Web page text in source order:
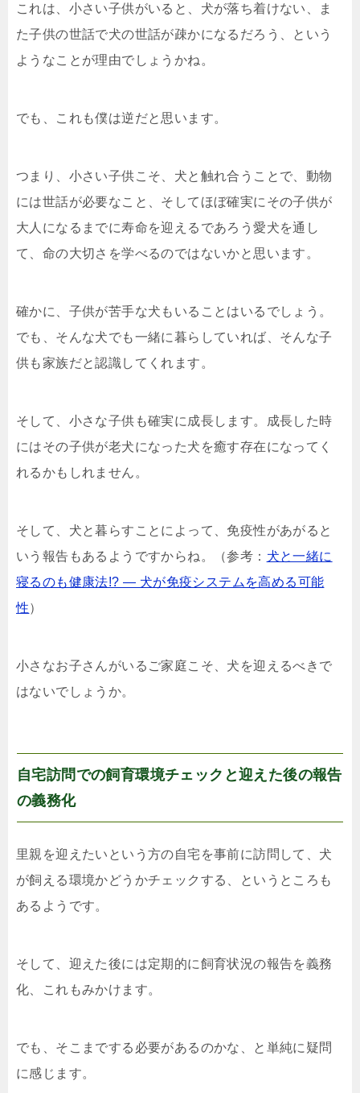
これは、小さい子供がいると、犬が落ち着けない、ま
た子供の世話で犬の世話が疎かになるだろう、という
ようなことが理由でしょうかね。
でも、これも僕は逆だと思います。
つまり、小さい子供こそ、犬と触れ合うことで、動物
には世話が必要なこと、そしてほぼ確実にその子供が
大人になるまでに寿命を迎えるであろう愛犬を通し
て、命の大切さを学べるのではないかと思います。
確かに、子供が苦手な犬もいることはいるでしょう。
でも、そんな犬でも一緒に暮らしていれば、そんな子
供も家族だと認識してくれます。
そして、小さな子供も確実に成長します。成長した時
にはその子供が老犬になった犬を癒す存在になってく
れるかもしれません。
そして、犬と暮らすことによって、免疫性があがると
いう報告もあるようですからね。（参考： 犬と一緒に
寝るのも健康法!? ― 犬が免疫システムを高める可能
性）
小さなお子さんがいるご家庭こそ、犬を迎えるべきで
はないでしょうか。
自宅訪問での飼育環境チェックと迎えた後の報告
の義務化
里親を迎えたいという方の自宅を事前に訪問して、犬
が飼える環境かどうかチェックする、というところも
あるようです。
そして、迎えた後には定期的に飼育状況の報告を義務
化、これもみかけます。
でも、そこまでする必要があるのかな、と単純に疑問
に感じます。